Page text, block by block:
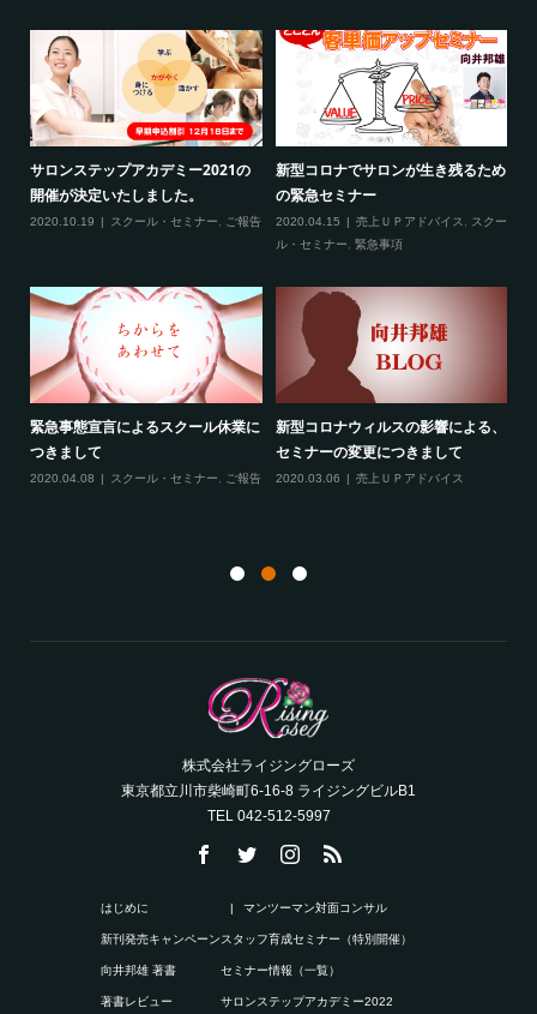
新型コロナ対策につきまして（ご来
場される方へ）
2020.02.27 スクール・セミナー
緊急事
3月の限定メニュー技術講習の内容
2020.02.20 スクール・セミナー
最新のお知らせ２つ（2020年2月）
2020.02.19
ル・セミナー, ご報告 ,サロンコンサルティ
線維筋痛症という病気について
2020.02.10 ご報告,雑談
株式会社ライジングローズ
東京都立川市柴崎町6-16-8 ライジングビルB1
TEL 042-512-5997
はじめに
新刊発売キャンペーン
向井邦雄 著書
著書レビュー
マンツーマン対面コンサル
スタッフ育成セミナー（特別開催）
セミナー情報（一覧）
サロンステップアカデミー2022